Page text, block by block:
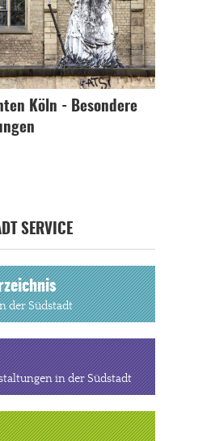
Köln - Besondere
SERVICE
der Südstadt
in der Südstadt